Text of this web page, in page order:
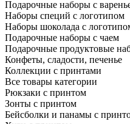
Подарочные наборы с
Наборы специй с логотипом
Наборы шоколада с
Подарочные наборы с чаем
Подарочные продуктовые
Конфеты, сладости, печенье
Коллекции с принтами
Все товары категории
Рюкзаки с принтом
Зонты с принтом
Бейсболки и панамы с